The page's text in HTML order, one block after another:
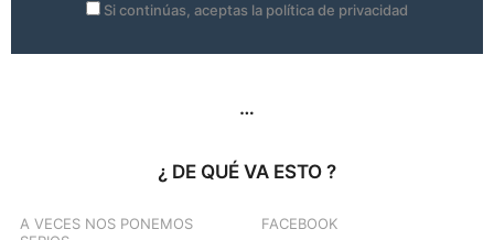
Si continúas, aceptas la política de privacidad
…
¿ DE QUÉ VA ESTO ?
A VECES NOS PONEMOS
FACEBOOK